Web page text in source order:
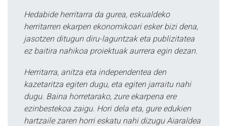
Hedabide herritarra da gurea, eskualdeko
herritarren ekarpen ekonomikoari esker bizi dena,
jasotzen ditugun diru-laguntzak eta publizitatea
ez baitira nahikoa proiektuak aurrera egin dezan.
Herritarra, anitza eta independentea den
kazetaritza egiten dugu, eta egiten jarraitu nahi
dugu. Baina horretarako, zure ekarpena ere
ezinbestekoa zaigu. Hori dela eta, gure edukien
hartzaile zaren horri eskatu nahi dizugu Aiaraldea